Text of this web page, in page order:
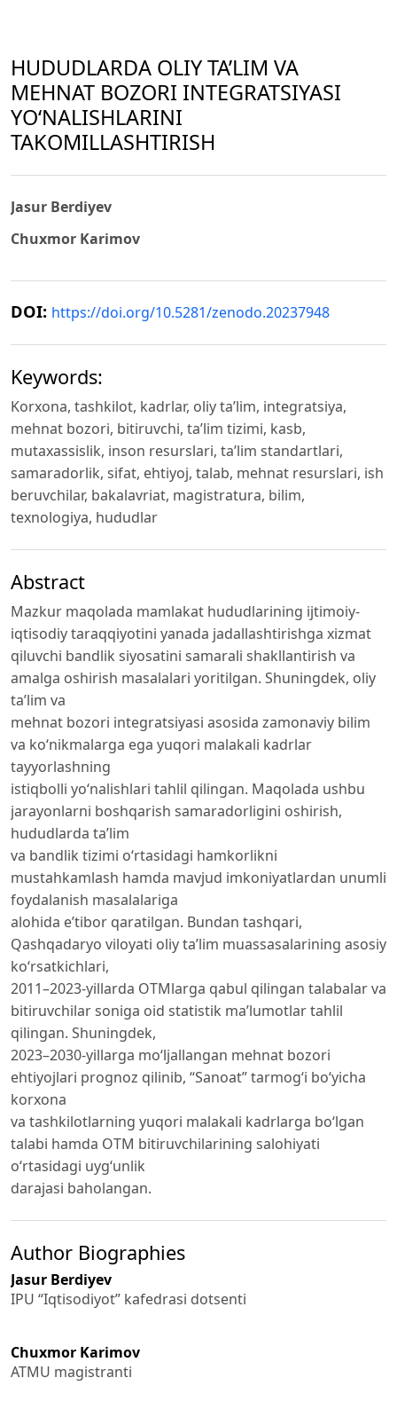
HUDUDLARDA OLIY TA’LIM VA
MEHNAT BOZORI INTEGRATSIYASI
YO‘NALISHLARINI
TAKOMILLASHTIRISH
Jasur Berdiyev
Chuxmor Karimov
DOI: https://doi.org/10.5281/zenodo.20237948
Keywords:
Korxona, tashkilot, kadrlar, oliy ta’lim, integratsiya,
mehnat bozori, bitiruvchi, ta’lim tizimi, kasb,
mutaxassislik, inson resurslari, ta’lim standartlari,
samaradorlik, sifat, ehtiyoj, talab, mehnat resurslari, ish
beruvchilar, bakalavriat, magistratura, bilim,
texnologiya, hududlar
Abstract
Mazkur maqolada mamlakat hududlarining ijtimoiy-
iqtisodiy taraqqiyotini yanada jadallashtirishga xizmat
qiluvchi bandlik siyosatini samarali shakllantirish va
amalga oshirish masalalari yoritilgan. Shuningdek, oliy
ta’lim va
mehnat bozori integratsiyasi asosida zamonaviy bilim
va ko‘nikmalarga ega yuqori malakali kadrlar
tayyorlashning
istiqbolli yo‘nalishlari tahlil qilingan. Maqolada ushbu
jarayonlarni boshqarish samaradorligini oshirish,
hududlarda ta’lim
va bandlik tizimi o‘rtasidagi hamkorlikni
mustahkamlash hamda mavjud imkoniyatlardan unumli
foydalanish masalalariga
alohida e’tibor qaratilgan. Bundan tashqari,
Qashqadaryo viloyati oliy ta’lim muassasalarining asosiy
ko‘rsatkichlari,
2011–2023-yillarda OTMlarga qabul qilingan talabalar va
bitiruvchilar soniga oid statistik ma’lumotlar tahlil
qilingan. Shuningdek,
2023–2030-yillarga mo‘ljallangan mehnat bozori
ehtiyojlari prognoz qilinib, “Sanoat” tarmog‘i bo‘yicha
korxona
va tashkilotlarning yuqori malakali kadrlarga bo‘lgan
talabi hamda OTM bitiruvchilarining salohiyati
o‘rtasidagi uyg‘unlik
darajasi baholangan.
Author Biographies
Jasur Berdiyev
IPU “Iqtisodiyot” kafedrasi dotsenti
Chuxmor Karimov
ATMU magistranti